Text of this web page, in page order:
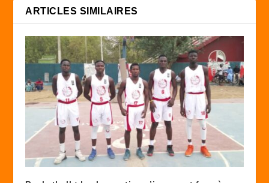
ARTICLES SIMILAIRES